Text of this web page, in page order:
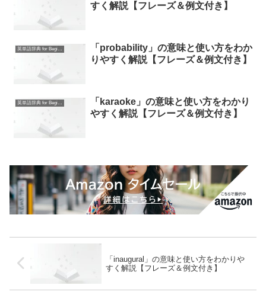
すく解説【フレーズ＆例文付き】
英単語辞典 for Beginners
「probability」の意味と使い方をわか
りやすく解説【フレーズ＆例文付き】
英単語辞典 for Beginners
「karaoke」の意味と使い方をわかり
やすく解説【フレーズ＆例文付き】
「inaugural」の意味と使い方をわかりや
すく解説【フレーズ＆例文付き】